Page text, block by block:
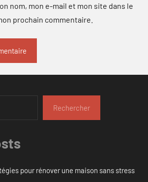
nom, mon e-mail et mon site dans le
prochain commentaire.
Rechercher
pour rénover une maison sans stress